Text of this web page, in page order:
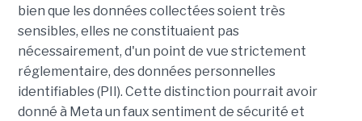
bien que les données collectées soient très
sensibles, elles ne constituaient pas
nécessairement, d'un point de vue strictement
réglementaire, des données personnelles
identifiables (PII). Cette distinction pourrait avoir
donné à Meta un faux sentiment de sécurité et